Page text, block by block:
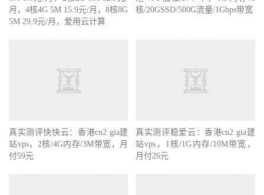
月，4核4G 5M 15.9元/月，8核8G
5M 29.9元/月，爱用云计算
核/20GSSD/500G流量/1Gbps带宽
真实测评快快云：香港cn2 gia建
站vps，2核/4G内存/3M带宽，月
付59元
真实测评稳爱云：香港cn2 gia建
站vps，1核/1G内存/10M带宽，
月付26元